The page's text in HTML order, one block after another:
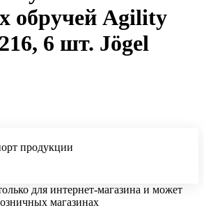
обручей Agility
6 шт. Jögel
продукции
для интернет-магазина и может
магазинах